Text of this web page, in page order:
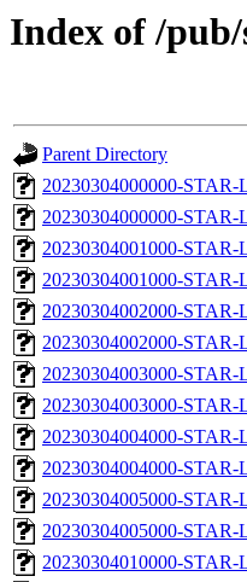
Index of /
Parent Directory
20230304000000-
20230304000000-
20230304001000-
20230304001000-
20230304002000-
20230304002000-
20230304003000-
20230304003000-
20230304004000-
20230304004000-
20230304005000-
20230304005000-
20230304010000-